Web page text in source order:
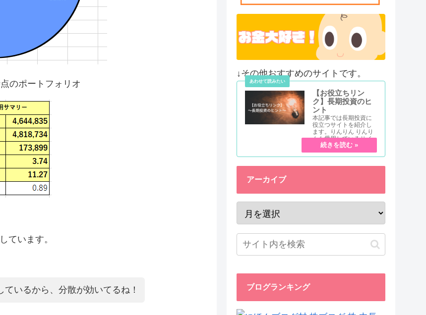
のポートフォリオ
ています。
いるから、分散が効いてるね！
↓その他おすすめのサイトです。
【お役立ちリン
ク】長期投資のヒ
ント
本記事では長期投資に
役立つサイトを紹介し
ます。りんりん りんり
んも愛用しているサイ
トだよ！ 長期投資を始
めるにあたって、参考
リ別に紹介していきま
アーカイブ
ブログランキング